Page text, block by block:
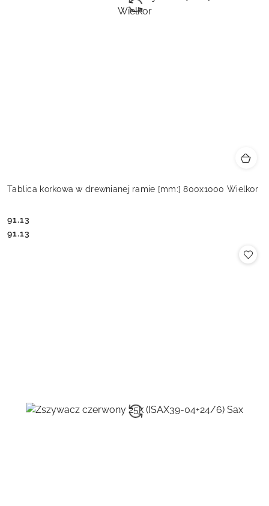
Tablica korkowa w drewnianej ramie [mm:] 800x1000 Wielkor
Cena:
91.13
Cena:
91.13